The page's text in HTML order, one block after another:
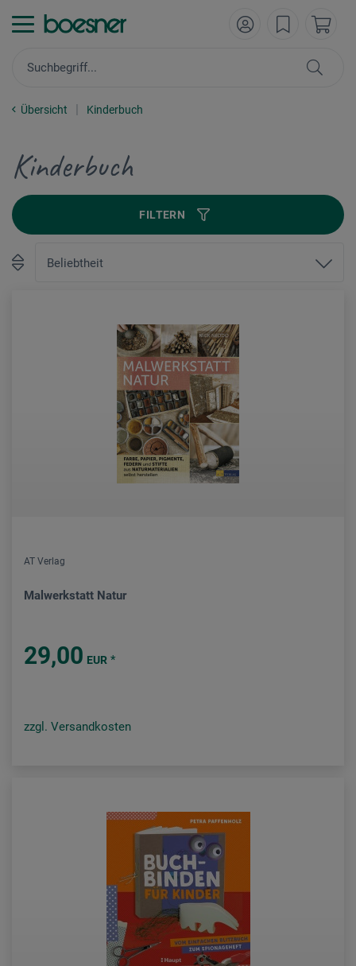
Übersicht Kinderbuch
Kinderbuch
FILTERN
AT Verlag
Malwerkstatt Natur
29,00 EUR *
zzgl. Versandkosten